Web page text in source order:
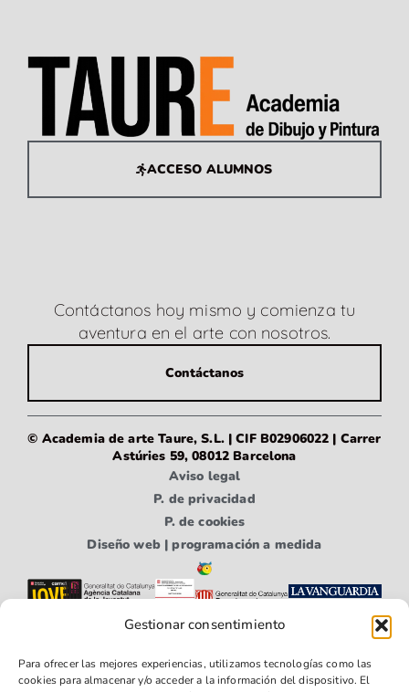
Gestionar consentimiento
Para ofrecer las mejores experiencias, utilizamos tecnologías como las
cookies para almacenar y/o acceder a la información del dispositivo. El
ACCESO ALUMNOS
Contáctanos
Contáctanos hoy mismo y comienza tu
aventura en el arte con nosotros.
© Academia de arte Taure, S.L. | CIF B02906022 | Carrer
Astúries 59, 08012 Barcelona
Aviso legal
P. de privacidad
P. de cookies
Diseño web | programación a medida